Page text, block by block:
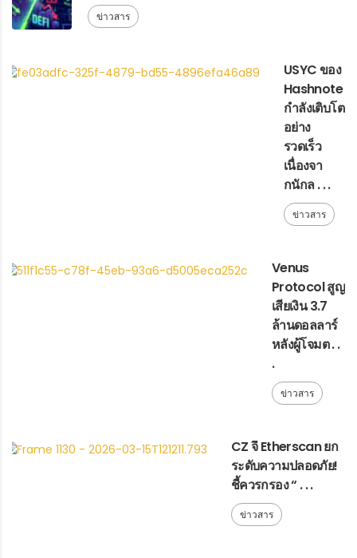
ข่าวสาร
USYC ของ
Hashnote
กำลังเติบโต
อย่าง
รวดเร็ว
เนื่องจา
กนักล . . .
ข่าวสาร
Venus
Protocol สูญ
เสียเงิน 3.7
ล้านดอลลาร์
หลังผู้โจมต . .
.
ข่าวสาร
CZ จี้ Etherscan ยก
ระดับความปลอดภัย!
ชี้ควรกรอง “ . . .
ข่าวสาร